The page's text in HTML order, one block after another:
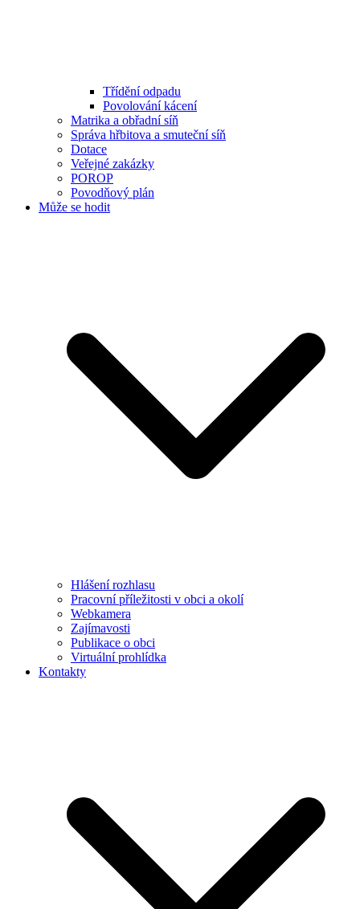
Třídění odpadu
Povolování kácení
Matrika a obřadní síň
Správa hřbitova a smuteční síň
Dotace
Veřejné zakázky
POROP
Povodňový plán
Může se hodit
Hlášení rozhlasu
Pracovní příležitosti v obci a okolí
Webkamera
Zajímavosti
Publikace o obci
Virtuální prohlídka
Kontakty